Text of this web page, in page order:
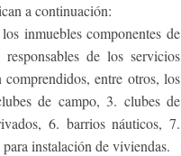
a continuación:
inmuebles componentes de
de los servicios
entre otros, los
de campo, 3. clubes de
6. barrios náuticos, 7.
instalación de viviendas.